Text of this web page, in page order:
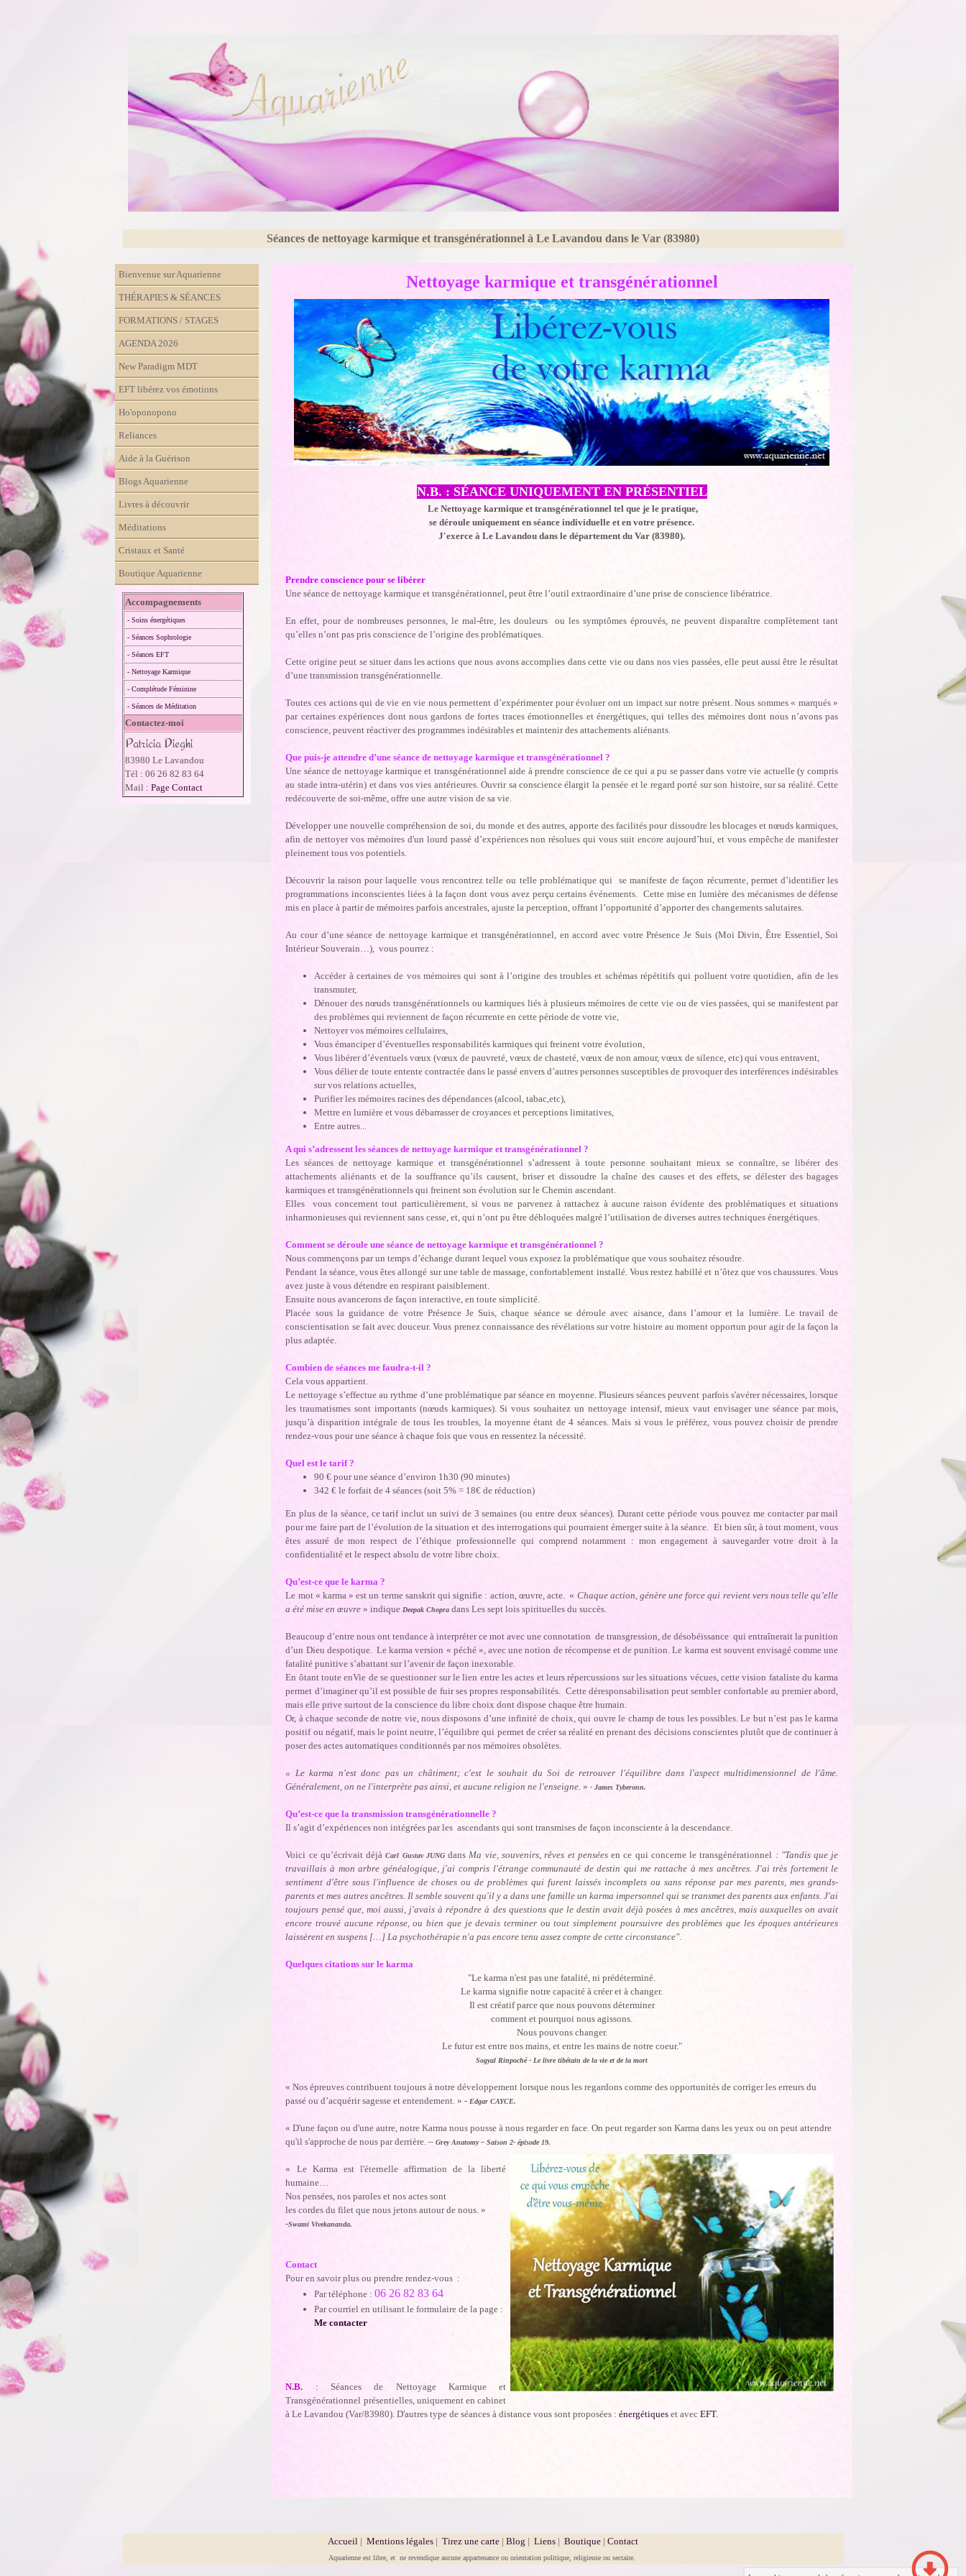
Séances de nettoyage karmique et transgénérationnel à Le Lavandou dans le Var (83980)
Bienvenue sur Aquarienne
THÉRAPIES & SÉANCES
FORMATIONS / STAGES
AGENDA 2026
New Paradigm MDT
EFT libérez vos émotions
Ho'oponopono
Reliances
Aide à la Guérison
Blogs Aquarienne
Livres à découvrir
Méditations
Cristaux et Santé
Boutique Aquarienne
Accompagnements
- Soins énergétiques
- Séances Sophrologie
- Séances EFT
- Nettoyage Karmique
- Complétude Féminine
- Séances de Méditation
Contactez-moi
Patricia Dieghi
83980 Le Lavandou
Tél : 06 26 82 83 64
Mail : Page Contact
Nettoyage karmique et transgénérationnel
N.B. : SÉANCE UNIQUEMENT EN PRÉSENTIEL
Le Nettoyage karmique et transgénérationnel tel que je le pratique,
se déroule uniquement en séance individuelle et en votre présence.
J'exerce à Le Lavandou dans le département du Var (83980).
Prendre conscience pour se libérer
Une séance de nettoyage karmique et transgénérationnel, peut être l’outil extraordinaire d’une prise de conscience libératrice.
En effet, pour de nombreuses personnes, le mal-être, les douleurs ou les symptômes éprouvés, ne peuvent disparaître complètement tant
qu’elles n’ont pas pris conscience de l’origine des problématiques.
Cette origine peut se situer dans les actions que nous avons accomplies dans cette vie ou dans nos vies passées, elle peut aussi être le résultat
d’une transmission transgénérationnelle.
Toutes ces actions qui de vie en vie nous permettent d’expérimenter pour évoluer ont un impact sur notre présent. Nous sommes « marqués »
par certaines expériences dont nous gardons de fortes traces émotionnelles et énergétiques, qui telles des mémoires dont nous n’avons pas
conscience, peuvent réactiver des programmes indésirables et maintenir des attachements aliénants.
Que puis-je attendre d’une séance de nettoyage karmique et transgénérationnel ?
Une séance de nettoyage karmique et transgénérationnel aide à prendre conscience de ce qui a pu se passer dans votre vie actuelle (y compris
au stade intra-utérin) et dans vos vies antérieures. Ouvrir sa conscience élargit la pensée et le regard porté sur son histoire, sur sa réalité. Cette
redécouverte de soi-même, offre une autre vision de sa vie.
Développer une nouvelle compréhension de soi, du monde et des autres, apporte des facilités pour dissoudre les blocages et nœuds karmiques,
afin de nettoyer vos mémoires d'un lourd passé d’expériences non résolues qui vous suit encore aujourd’hui, et vous empêche de manifester
pleinement tous vos potentiels.
Découvrir la raison pour laquelle vous rencontrez telle ou telle problématique qui se manifeste de façon récurrente, permet d’identifier les
programmations inconscientes liées à la façon dont vous avez perçu certains événements. Cette mise en lumière des mécanismes de défense
mis en place à partir de mémoires parfois ancestrales, ajuste la perception, offrant l’opportunité d’apporter des changements salutaires.
Au cour d’une séance de nettoyage karmique et transgénérationnel, en accord avec votre Présence Je Suis (Moi Divin, Être Essentiel, Soi
Intérieur Souverain…), vous pourrez :
Accéder à certaines de vos mémoires qui sont à l’origine des troubles et schémas répétitifs qui polluent votre quotidien, afin de les
transmuter,
Dénouer des nœuds transgénérationnels ou karmiques liés à plusieurs mémoires de cette vie ou de vies passées, qui se manifestent par
des problèmes qui reviennent de façon récurrente en cette période de votre vie,
Nettoyer vos mémoires cellulaires,
Vous émanciper d’éventuelles responsabilités karmiques qui freinent votre évolution,
Vous libérer d’éventuels vœux (vœux de pauvreté, vœux de chasteté, vœux de non amour, vœux de silence, etc) qui vous entravent,
Vous délier de toute entente contractée dans le passé envers d’autres personnes susceptibles de provoquer des interférences indésirables
sur vos relations actuelles,
Purifier les mémoires racines des dépendances (alcool, tabac,etc),
Mettre en lumière et vous débarrasser de croyances et perceptions limitatives,
Entre autres...
A qui s’adressent les séances de nettoyage karmique et transgénérationnel ?
Les séances de nettoyage karmique et transgénérationnel s’adressent à toute personne souhaitant mieux se connaître, se libérer des
attachements aliénants et de la souffrance qu’ils causent, briser et dissoudre la chaîne des causes et des effets, se délester des bagages
karmiques et transgénérationnels qui freinent son évolution sur le Chemin ascendant.
Elles vous concernent tout particulièrement, si vous ne parvenez à rattachez à aucune raison évidente des problématiques et situations
inharmonieuses qui reviennent sans cesse, et, qui n’ont pu être débloquées malgré l’utilisation de diverses autres techniques énergétiques.
Comment se déroule une séance de nettoyage karmique et transgénérationnel ?
Nous commençons par un temps d’échange durant lequel vous exposez la problématique que vous souhaitez résoudre.
Pendant la séance, vous êtes allongé sur une table de massage, confortablement installé. Vous restez habillé et n’ôtez que vos chaussures. Vous
avez juste à vous détendre en respirant paisiblement.
Ensuite nous avancerons de façon interactive, en toute simplicité.
Placée sous la guidance de votre Présence Je Suis, chaque séance se déroule avec aisance, dans l’amour et la lumière. Le travail de
conscientisation se fait avec douceur. Vous prenez connaissance des révélations sur votre histoire au moment opportun pour agir de la façon la
plus adaptée.
Combien de séances me faudra-t-il ?
Cela vous appartient.
Le nettoyage s’effectue au rythme d’une problématique par séance en moyenne. Plusieurs séances peuvent parfois s'avérer nécessaires, lorsque
les traumatismes sont importants (nœuds karmiques). Si vous souhaitez un nettoyage intensif, mieux vaut envisager une séance par mois,
jusqu’à disparition intégrale de tous les troubles, la moyenne étant de 4 séances. Mais si vous le préférez, vous pouvez choisir de prendre
rendez-vous pour une séance à chaque fois que vous en ressentez la nécessité.
Quel est le tarif ?
90 € pour une séance d’environ 1h30 (90 minutes)
342 € le forfait de 4 séances (soit 5% = 18€ de réduction)
En plus de la séance, ce tarif inclut un suivi de 3 semaines (ou entre deux séances). Durant cette période vous pouvez me contacter par mail
pour me faire part de l’évolution de la situation et des interrogations qui pourraient émerger suite à la séance. Et bien sûr, à tout moment, vous
êtes assuré de mon respect de l’éthique professionnelle qui comprend notamment : mon engagement à sauvegarder votre droit à la
confidentialité et le respect absolu de votre libre choix.
Qu’est-ce que le karma ?
Le mot « karma » est un terme sanskrit qui signifie : action, œuvre, acte. « Chaque action, génère une force qui revient vers nous telle qu’elle
a été mise en œuvre» indique Deepak Chopra dans Les sept lois spirituelles du succès.
Beaucoup d’entre nous ont tendance à interpréter ce mot avec une connotation de transgression, de désobéissance qui entraînerait la punition
d’un Dieu despotique. Le karma version « péché », avec une notion de récompense et de punition. Le karma est souvent envisagé comme une
fatalité punitive s’abattant sur l’avenir de façon inexorable.
En ôtant toute enVie de se questionner sur le lien entre les actes et leurs répercussions sur les situations vécues, cette vision fataliste du karma
permet d’imaginer qu’il est possible de fuir ses propres responsabilités. Cette déresponsabilisation peut sembler confortable au premier abord,
mais elle prive surtout de la conscience du libre choix dont dispose chaque être humain.
Or, à chaque seconde de notre vie, nous disposons d’une infinité de choix, qui ouvre le champ de tous les possibles. Le but n’est pas le karma
positif ou négatif, mais le point neutre, l’équilibre qui permet de créer sa réalité en prenant des décisions conscientes plutôt que de continuer à
poser des actes automatiques conditionnés par nos mémoires obsolètes.
« Le karma n'est donc pas un châtiment; c'est le souhait du Soi de retrouver l'équilibre dans l'aspect multidimensionnel de l'âme.
Généralement, on ne l'interprète pas ainsi, et aucune religion ne l'enseigne . »- James Tyberonn.
Qu’est-ce que la transmission transgénérationnelle ?
Il s’agit d’expériences non intégrées par les ascendants qui sont transmises de façon inconsciente à la descendance.
Voici ce qu’écrivait déjàCarl Gustav JUNGdans Ma vie, souvenirs, rêves et penséesen ce qui concerne le transgénérationnel : "Tandis que je
travaillais à mon arbre généalogique, j'ai compris l'étrange communauté de destin qui me rattache à mes ancêtres. J'ai très fortement le
sentiment d'être sous l'influence de choses ou de problèmes qui furent laissés incomplets ou sans réponse par mes parents, mes grands-
parents et mes autres ancêtres. Il semble souvent qu'il y a dans une famille un karma impersonnel qui se transmet des parents aux enfants. J'ai
toujours pensé que, moi aussi, j'avais à répondre à des questions que le destin avait déjà posées à mes ancêtres, mais auxquelles on avait
encore trouvé aucune réponse, ou bien que je devais terminer ou tout simplement poursuivre des problèmes que les époques antérieures
laissèrent en suspens […] La psychothérapie n'a pas encore tenu assez compte de cette circonstance".
Quelques citations sur le karma
"Le karma n'est pas une fatalité, ni prédéterminé.
Le karma signifie notre capacité à créer et à changer.
Il est créatif parce que nous pouvons déterminer
comment et pourquoi nous agissons.
Nous pouvons changer.
Le futur est entre nos mains, et entre les mains de notre coeur."
Sogyal Rinpoché - Le livre tibétain de la vie et de la mort
« Nos épreuves contribuent toujours à notre développement lorsque nous les regardons comme des opportunités de corriger les erreurs du
passé ou d’acquérir sagesse et entendement. » - Edgar CAYCE.
« D'une façon ou d'une autre, notre Karma nous pousse à nous regarder en face. On peut regarder son Karma dans les yeux ou on peut attendre
qu'il s'approche de nous par derrière. –Grey Anatomy – Saison 2- épisode 19.
« Le Karma est l'éternelle affirmation de la liberté
humaine…
Nos pensées, nos paroles et nos actes sont
les cordes du filet que nous jetons autour de nous. »
-Swami Vivekananda.
Contact
Pour en savoir plus ou prendre rendez-vous :
Par téléphone :06 26 82 83 64
Par courriel en utilisant le formulaire de la page :
Me contacter
N.B. : Séances de Nettoyage Karmique et
Transgénérationnel présentielles, uniquement en cabinet
à Le Lavandou (Var/83980). D'autres type de séances à distance vous sont proposées :énergétiques et avecEFT.
Accueil | Mentions légales | Tirez une carte | Blog | Liens | Boutique | Contact
Aquarienne est libre, et ne revendique aucune appartenance ou orientation politique, religieuse ou sectaire.